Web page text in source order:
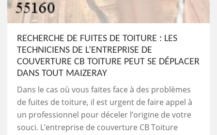
RECHERCHE DE FUITES DE TOITURE : LES
TECHNICIENS DE L’ENTREPRISE DE
COUVERTURE CB TOITURE PEUT SE DÉPLACER
DANS TOUT MAIZERAY
Dans le cas où vous faites face à des problèmes
de fuites de toiture, il est urgent de faire appel à
un professionnel pour déceler l’origine de votre
souci. L’entreprise de couverture CB Toiture